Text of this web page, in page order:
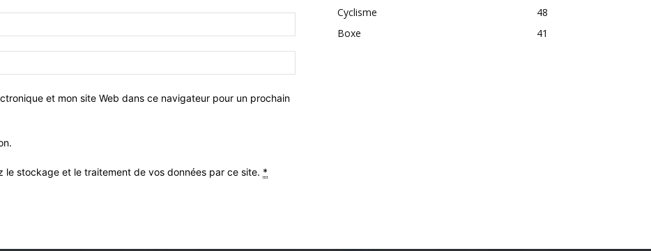
et mon site Web dans ce navigateur pour un prochain
le stockage et le traitement de vos données par ce site. *
Cyclisme
48
Boxe
41